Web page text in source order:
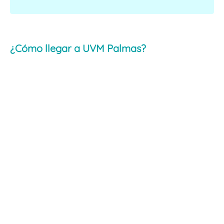
¿Cómo llegar a UVM Palmas?